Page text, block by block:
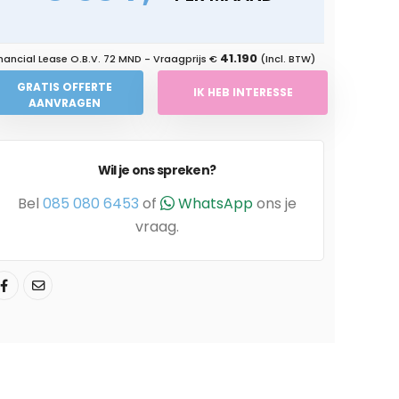
Lease O.B.V. 72 MND - Vraagprijs € 41.190 (Incl. BTW)
GRATIS OFFERTE
AANVRAGEN
IK HEB INTERESSE
Wil je ons spreken?
Bel 085 080 6453 of WhatsAppons je
vraag.